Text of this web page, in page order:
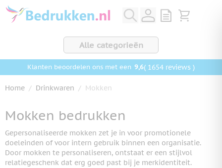
Ga naar de inhoud
View quote,
Bekijk
Alle categorieën
Klanten beoordelen ons met een 9,6( 1654 reviews )
Home / Drinkwaren / Mokken
Mokken bedrukken
Gepersonaliseerde mokken zet je in voor promotionele
doeleinden of voor intern gebruik binnen een organisatie.
Door mokken te personaliseren, ontstaat er een stijlvol
relatiegeschenk dat erg goed past bij je merkidentiteit.